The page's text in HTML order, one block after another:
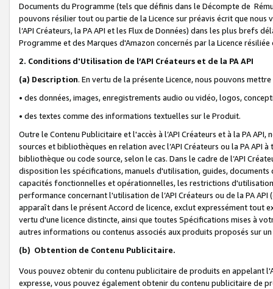
Documents du Programme (tels que définis dans le Décompte de
pouvons résilier tout ou partie de la Licence sur préavis écrit que
l’API Créateurs, la PA API et les Flux de Données) dans les plus
Programme et des Marques d'Amazon concernés par la Licence
2. Conditions d'Utilisation de l’API Créateurs et de la PA API
(a) Description. En vertu de la présente Licence, nous pouvons
• des données, images, enregistrements audio ou vidéo, logos,
• des textes comme des informations textuelles sur le Produit.
Outre le Contenu Publicitaire et l'accès à l’API Créateurs et à la PA
sources et bibliothèques en relation avec l’API Créateurs ou la PA
bibliothèque ou code source, selon le cas. Dans le cadre de l’API
disposition les spécifications, manuels d'utilisation, guides,
capacités fonctionnelles et opérationnelles, les restrictions
performance concernant l'utilisation de l’API Créateurs ou de la PA
apparaît dans le présent Accord de licence, exclut expressément tout
vertu d'une licence distincte, ainsi que toutes Spécifications mises à
autres informations ou contenus associés aux produits proposés sur
(b) Obtention de Contenu Publicitaire.
Vous pouvez obtenir du contenu publicitaire de produits en appelant
expresse, vous pouvez également obtenir du contenu publicitaire de